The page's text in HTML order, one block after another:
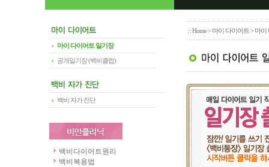
마이 다이어트 일기장
공개일기장 (백비클럽)
백비 자가 진단
백비다이어트원리
백비복용법
: :Home>마이 다이어트 > 마이